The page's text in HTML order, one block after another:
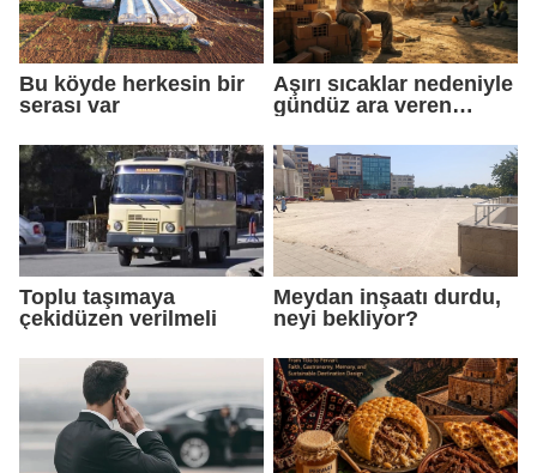
Bu köyde herkesin bir
serası var
Aşırı sıcaklar nedeniyle
gündüz ara veren
başladı
Toplu taşımaya
çekidüzen verilmeli
Meydan inşaatı durdu,
neyi bekliyor?